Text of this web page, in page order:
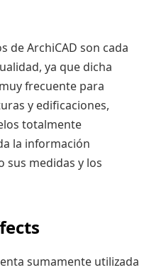
de ArchiCAD son cada
ya que dicha
frecuente para
y edificaciones,
totalmente
la información
sus medidas y los
sumamente utilizada